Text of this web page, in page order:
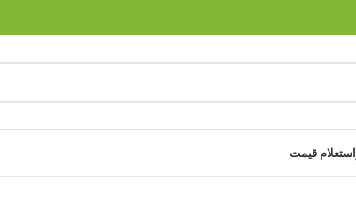
استعلام قیمت